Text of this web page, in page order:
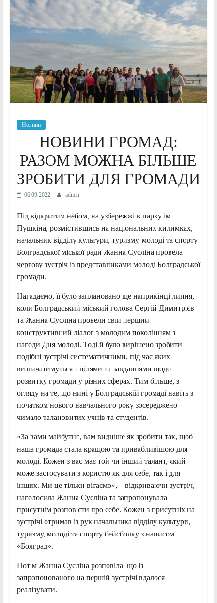
Новини
НОВИНИ ГРОМАД:
РАЗОМ МОЖНА БІЛЬШЕ
ЗРОБИТИ ДЛЯ ГРОМАДИ
06.09.2022 admin
Під відкритим небом, на узбережжі в парку ім.
Пушкіна, розмістившись на національних килимках,
начальник відділу культури, туризму, молоді та спорту
Болградської міської ради Жанна Сусліна провела
чергову зустріч із представниками молоді Болградської
громади.
Нагадаємо, її було заплановано ще наприкінці липня,
коли Болградський міський голова Сергій Димитрієв
та Жанна Сусліна провели свій перший
конструктивний діалог з молодим поколінням з
нагоди Дня молоді. Тоді й було вирішено зробити
подібні зустрічі систематичними, під час яких
визначатимуться з цілями та завданнями щодо
розвитку громади у різних сферах. Тим більше, з
огляду на те, що нині у Болградській громаді навіть з
початком нового навчального року зосереджено
чимало талановитих учнів та студентів.
«За вами майбутнє, вам видніше як зробити так, щоб
наша громада стала кращою та привабливішою для
молоді. Кожен з вас має той чи інший талант, який
може застосувати з користю як для себе, так і для
інших. Ми це тільки вітаємо», – відкриваючи зустріч,
наголосила Жанна Сусліна та запропонувала
присутнім розповісти про себе. Кожен з присутніх на
зустрічі отримав із рук начальника відділу культури,
туризму, молоді та спорту бейсболку з написом
«Болград».
Потім Жанна Сусліна розповіла, що із
запропонованого на першій зустрічі вдалося
реалізувати.